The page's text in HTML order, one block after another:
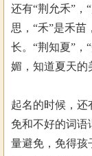
还有“荆允禾”，
思，“禾”是禾
长。“荆知夏”，
媚，知道夏天的
起名的时候，还
免和不好的词语
量避免，免得孩